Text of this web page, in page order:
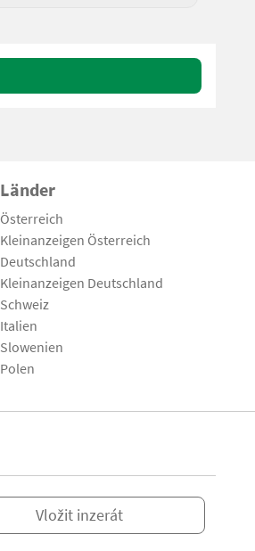
Länder
Österreich
Kleinanzeigen Österreich
Deutschland
Kleinanzeigen Deutschland
Schweiz
Italien
Slowenien
Polen
Vložit inzerát